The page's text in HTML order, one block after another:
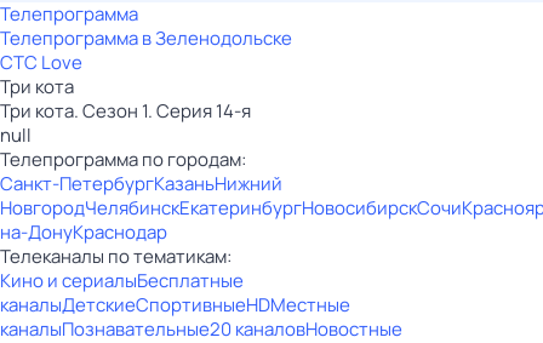
Телепрограмма
Телепрограмма в Зеленодольске
СТС Love
Три кота
Три кота. Сезон 1. Серия 14-я
null
Телепрограмма по городам:
Санкт-ПетербургКазаньНижний
НовгородЧелябинскЕкатеринбургНовосибирскСочи
на-ДонуКраснодар
Телеканалы по тематикам:
Кино и сериалыБесплатные
каналыДетскиеСпортивныеHDМестные
каналыПознавательные20 каналовНовостные